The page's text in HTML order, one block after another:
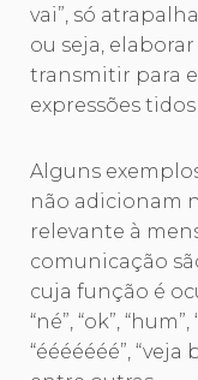
vai”, só
ou seja,
transmitir para
expressões
Alguns
não adicionam
relevante à
comunicação
cuja função é
“né”, “ok”,
“ééééééé”, “veja